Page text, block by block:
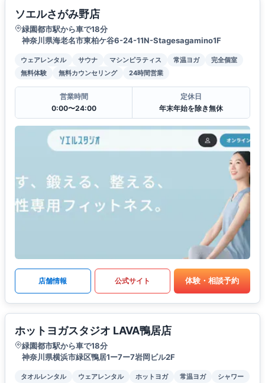
ソエルさがみ野店
緑園都市駅から車で18分
神奈川県海老名市東柏ケ谷6-24-11N-Stagesagamino1F
ウェアレンタル サウナ マシンピラティス 常温ヨガ
完全個室
無料体験
無料カウンセリング 24時間営業
営業時間
0:00〜24:00
定休日
年末年始を除き無休
店舗情報 公式サイト 体験・相談予約
ホットヨガスタジオ LAVA鴨居店
緑園都市駅から車で18分
神奈川県横浜市緑区鴨居1ー7ー7岩岡ビル2F
タオルレンタル ウェアレンタル ホットヨガ 常温ヨガ
シャワー